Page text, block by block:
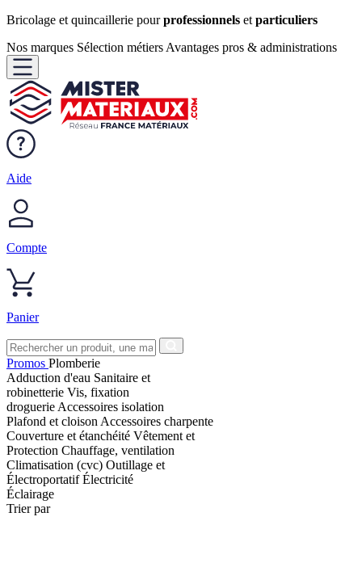
Bricolage et quincaillerie pourprofessionnels et particuliers
Nos marques Sélection métiers Avantages pros & administrations
Aide
Compte
Panier
Promos Plomberie
Adduction d'eau Sanitaire et
robinetterie Vis, fixation
droguerie Accessoires isolation
Plafond et cloison Accessoires charpente
Couverture et étanchéité Vêtement et
Protection Chauffage, ventilation
Climatisation (cvc) Outillage et
ÉlectroportatifÉlectricité
Éclairage
Trier par